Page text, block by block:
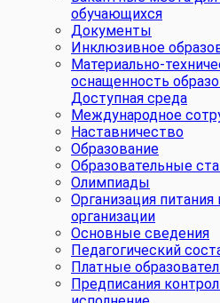
обучающихся
Документы
Инклюзивное
Материально-
оснащенность
Доступная среда
Международное
Наставничество
Образование
Образовательные
Олимпиады
Организация
организации
Основные сведения
Педагогический
Платные
Предписания